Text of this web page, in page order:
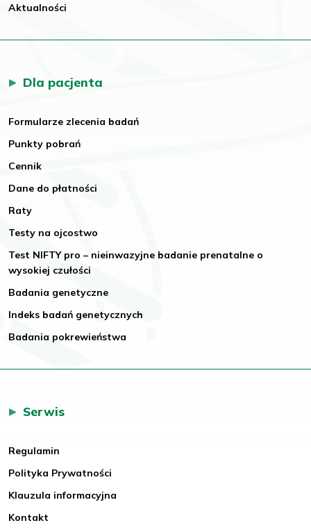
Aktualności
Dla pacjenta
Formularze zlecenia badań
Punkty pobrań
Cennik
Dane do płatności
Raty
Testy na ojcostwo
Test NIFTY pro – nieinwazyjne badanie prenatalne o
wysokiej czułości
Badania genetyczne
Indeks badań genetycznych
Badania pokrewieństwa
Serwis
Regulamin
Polityka Prywatności
Klauzula informacyjna
Kontakt